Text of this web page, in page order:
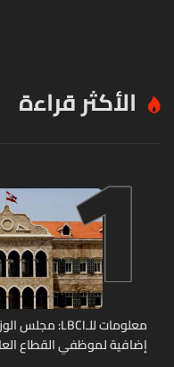
الأكثر قراءة
1
إضافية لموظفي القطاع